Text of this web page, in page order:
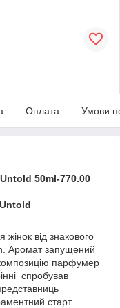
Оплата Умови
50ml-770.00
від знакового
Аромат запущений
парфумер
спробував
старт